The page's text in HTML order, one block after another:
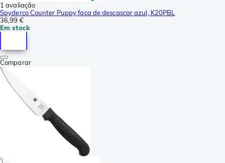
1 avaliação
Spyderco Counter Puppy faca de descascar azul, K20PBL
36,99 €
Em stock
Comparar